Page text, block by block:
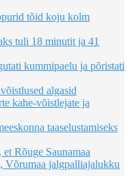
tõid koju kolm
tuli 18 minutit ja 41
kummipaelu ja põristati
algasid
kahe-võistlejate ja
taaselustamiseks
Rõuge Saunamaa
Võrumaa jalgpalliajalukku